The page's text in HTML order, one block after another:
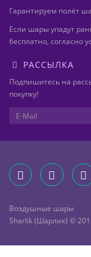
Гарантируем полёт
Если шары упадут
бесплатно, согласно
РАССЫЛКА
Подпишитесь на
покупку!
Воздушные шары
Sharlik (Шарлик) ©